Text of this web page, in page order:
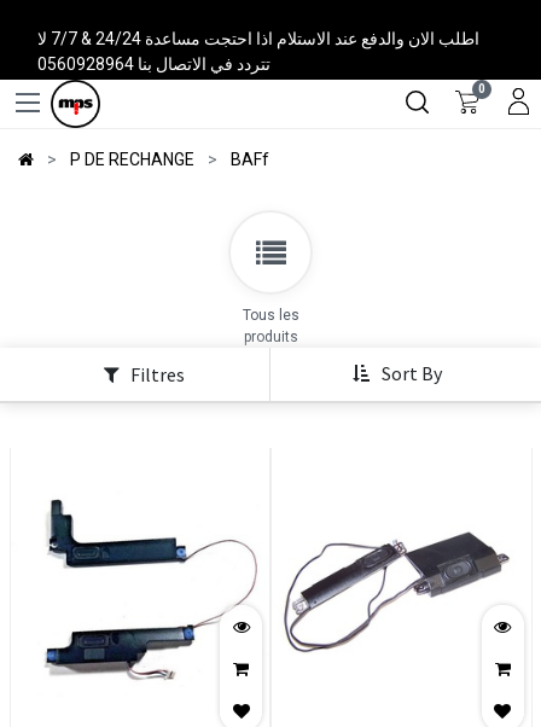
اطلب الان والدفع عند الاستلام اذا احتجت مساعدة 24/24 & 7/7 لا
تتردد في الاتصال بنا 0560928964
0
P DE RECHANGE BAFf
Tous les
produits
Filtres Sort By